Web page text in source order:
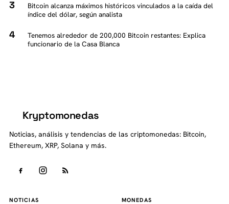
Bitcoin alcanza máximos históricos vinculados a la caída del
índice del dólar, según analista
Tenemos alrededor de 200,000 Bitcoin restantes: Explica
funcionario de la Casa Blanca
Kryptomonedas
Noticias, análisis y tendencias de las criptomonedas: Bitcoin,
Ethereum, XRP, Solana y más.
NOTICIAS MONEDAS